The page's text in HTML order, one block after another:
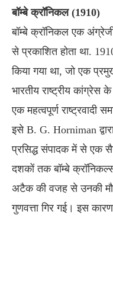
बॉम्बे क्रॉनिकल (1910)
बॉम्बे क्रॉनिकल एक
से प्रकाशित होता था.
किया गया था, जो एक
भारतीय राष्ट्रीय
एक महत्वपूर्ण राष्ट्रवादी
इसे B. G. Horniman
प्रसिद्ध संपादक में से एक
दशकों तक बॉम्बे
अटैक की वजह से उनकी
गुणवत्ता गिर गई। इस